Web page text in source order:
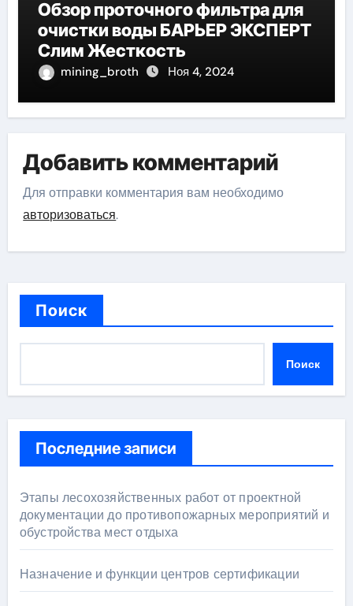
Обзор проточного фильтра для
очистки воды БАРЬЕР ЭКСПЕРТ
Слим Жесткость
mining_broth Ноя 4, 2024
Добавить комментарий
Для отправки комментария вам необходимо
авторизоваться.
Поиск
Поиск
Последние записи
Этапы лесохозяйственных работ от проектной
документации до противопожарных мероприятий и
обустройства мест отдыха
Назначение и функции центров сертификации